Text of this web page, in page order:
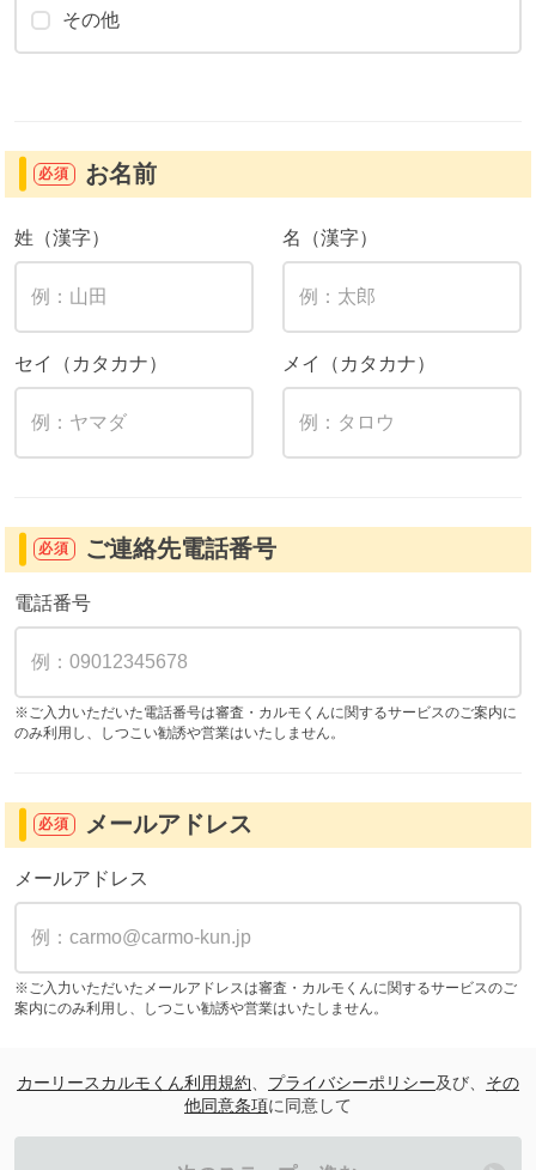
その他
必須 お名前
姓（漢字） 名（漢字）
セイ（カタカナ） メイ（カタカナ）
必須 ご連絡先電話番号
電話番号
※ご入力いただいた電話番号は審査・カルモくんに関するサービスのご案内に
のみ利用し、しつこい勧誘や営業はいたしません。
必須 メールアドレス
メールアドレス
※ご入力いただいたメールアドレスは審査・カルモくんに関するサービスのご
案内にのみ利用し、しつこい勧誘や営業はいたしません。
カーリースカルモくん利用規約 プライバシーポリシー及び、 その
他同意条項に同意して